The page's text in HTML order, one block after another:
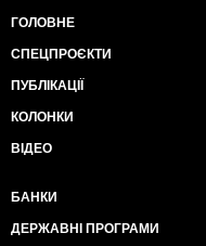
ГОЛОВНЕ
СПЕЦПРОЄКТИ
ПУБЛІКАЦІЇ
КОЛОНКИ
ВІДЕО
БАНКИ
ДЕРЖАВНІ ПРОГРАМИ